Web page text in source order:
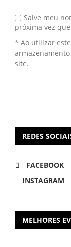
Salve meu
próxima vez
* Ao utilizar
site.
REDES
FACEBOOK
INSTAGRAM
MELHORES